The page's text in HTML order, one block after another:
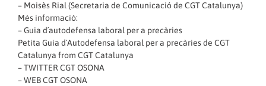
– Moisès Rial (Secretaria de Comunicació de CGT Catalunya)
Més informació:
–Guia d´autodefensa laboral per a precàries
Petita Guia d´Autodefensa laboral per a precàries de CGT
Catalunya from CGT Catalunya
–TWITTER CGT OSONA
–WEB CGT OSONA